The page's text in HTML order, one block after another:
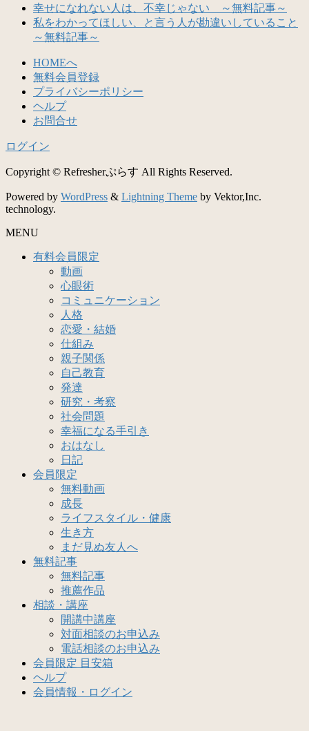
幸せになれない人は、不幸じゃない ～無料記事～
私をわかってほしい、と言う人が勘違いしていること
～無料記事～
HOMEへ
無料会員登録
プライバシーポリシー
ヘルプ
お問合せ
ログイン
Copyright © Refresherぷらす All Rights Reserved.
Powered by WordPress & Lightning Theme by Vektor,Inc.
technology.
MENU
有料会員限定
動画
心眼術
コミュニケーション
人格
恋愛・結婚
仕組み
親子関係
自己教育
発達
研究・考察
社会問題
幸福になる手引き
おはなし
日記
会員限定
無料動画
成長
ライフスタイル・健康
生き方
まだ見ぬ友人へ
無料記事
無料記事
推薦作品
相談・講座
開講中講座
対面相談のお申込み
電話相談のお申込み
会員限定 目安箱
ヘルプ
会員情報・ログイン